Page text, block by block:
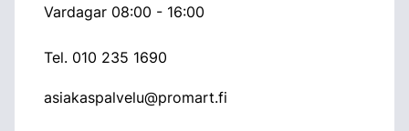
Vardagar 08:00 - 16:00
Tel. 010 235 1690
asiakaspalvelu@promart.fi